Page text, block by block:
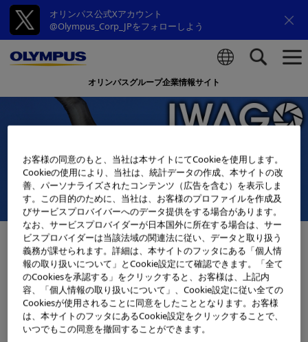
オリンパス公式Xアカウント
@Olympus_Corp_JPをフォローしよう
オリンパスグループ企業情報サイト
IWAGO - 動物写真家 岩合光昭 -
「IWAGO - 動物写真家 岩合光昭 -」をご覧いただ
お客様の同意のもと、当社は本サイトにてCookieを使用します。
Cookieの使用により、当社は、統計データの作成、本サイトの改
善、パーソナライズされたコンテンツ（広告を含む）を表示しま
す。この目的のために、当社は、お客様のプロファイルを作成及
びサービスプロバイバーへのデータ提供をする場合があります。
なお、サービスプロバイダーが日本国外に所在する場合は、サー
ビスプロバイダーは当該法域の関連法に従い、データと取り扱う
義務が課せられます。詳細は、本サイトのフッタにある「個人情
報の取り扱いについて」とCookie設定にて確認できます。「全て
のCookiesを承認する」をクリックすると、お客様は、上記内
容、「個人情報の取り扱いについて」、Cookie設定に従い全ての
Cookiesが使用されることに同意をしたこととなります。お客様
は、本サイトのフッタにあるCookie設定をクリックすることで、
いつでもこの同意を撤回することができます。